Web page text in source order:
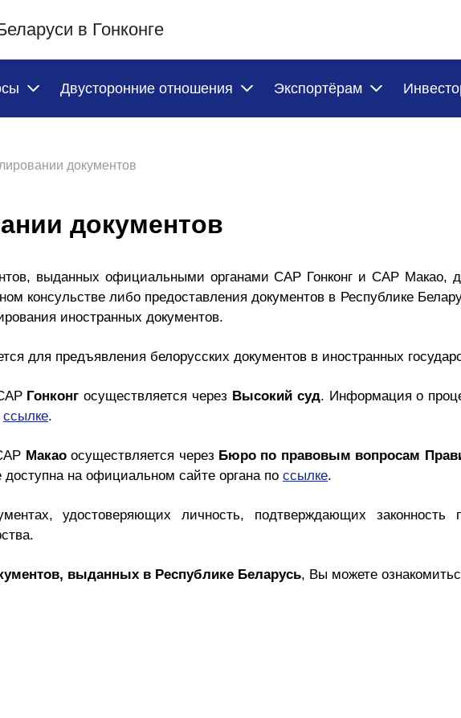
в Гонконге
Двусторонние отношения Экспортёрам
документов
документов
выданных официальными органами САР Гонконг и САР Макао,
консульстве либо предоставления документов в Республике
иностранных документов.
для предъявления белорусских документов в иностранных
Гонконг осуществляется через Высокий суд. Информация о
ссылке.
Макаоосуществляется через Бюро по правовым вопросам
на официальном сайте органа по ссылке.
удостоверяющих личность, подтверждающих законность
выданных в Республике Беларусь, Вы можете